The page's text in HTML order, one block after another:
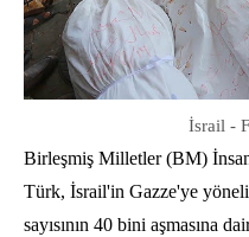
İsrail -
Birleşmiş Milletler (BM)
Türk, İsrail'in Gazze'ye
sayısının 40 bini aşmasına